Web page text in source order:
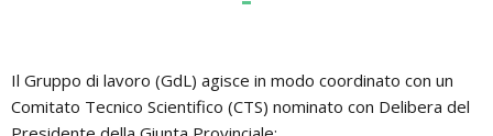
Il Gruppo di lavoro (GdL) agisce in modo coordinato con un
Comitato Tecnico Scientifico (CTS) nominato con Delibera del